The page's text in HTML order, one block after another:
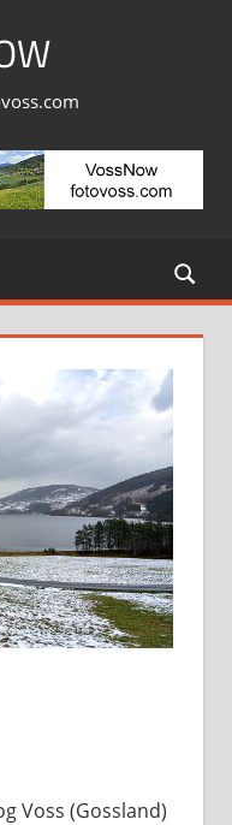
Voss (Gossland)